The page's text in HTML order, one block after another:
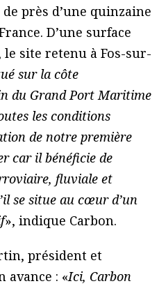
près d’une quinzaine
D’une surface
le site retenu à Fos-sur-
sur la côte
du Grand Port Maritime
les conditions
de notre première
car il bénéficie de
fluviale et
se situe au cœur d’un
», indique Carbon.
président et
avance : «Ici, Carbon